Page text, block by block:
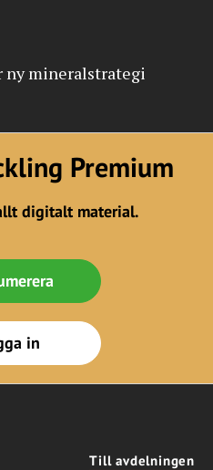
ny mineralstrategi
Premium
digitalt material.
in
Till avdelningen